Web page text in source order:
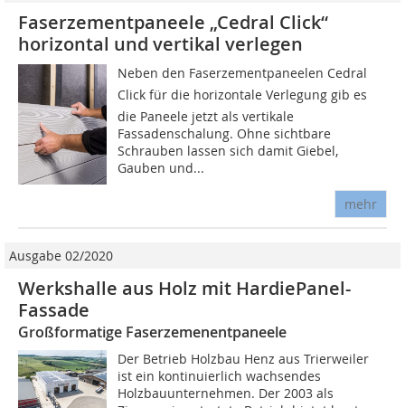
Faserzementpaneele „Cedral Click“
horizontal und vertikal verlegen
Neben den Faserzementpaneelen Cedral
Click für die horizontale Verlegung gib es
die Paneele jetzt als vertikale
Fassadenschalung. Ohne sichtbare
Schrauben lassen sich damit Giebel,
Gauben und...
mehr
Ausgabe 02/2020
Werkshalle aus Holz mit HardiePanel-
Fassade
Großformatige Faserzemenentpaneele
Der Betrieb Holzbau Henz aus Trierweiler
ist ein kontinuierlich wachsendes
Holzbauunternehmen. Der 2003 als